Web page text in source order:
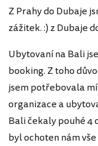
Z Prahy do Dubaje
zážitek. :) z Dubaje
Ubytovaní na Bali
booking. Z toho
jsem potřebovala
organizace a
Bali čekaly pouhé 4
byl ochoten nám